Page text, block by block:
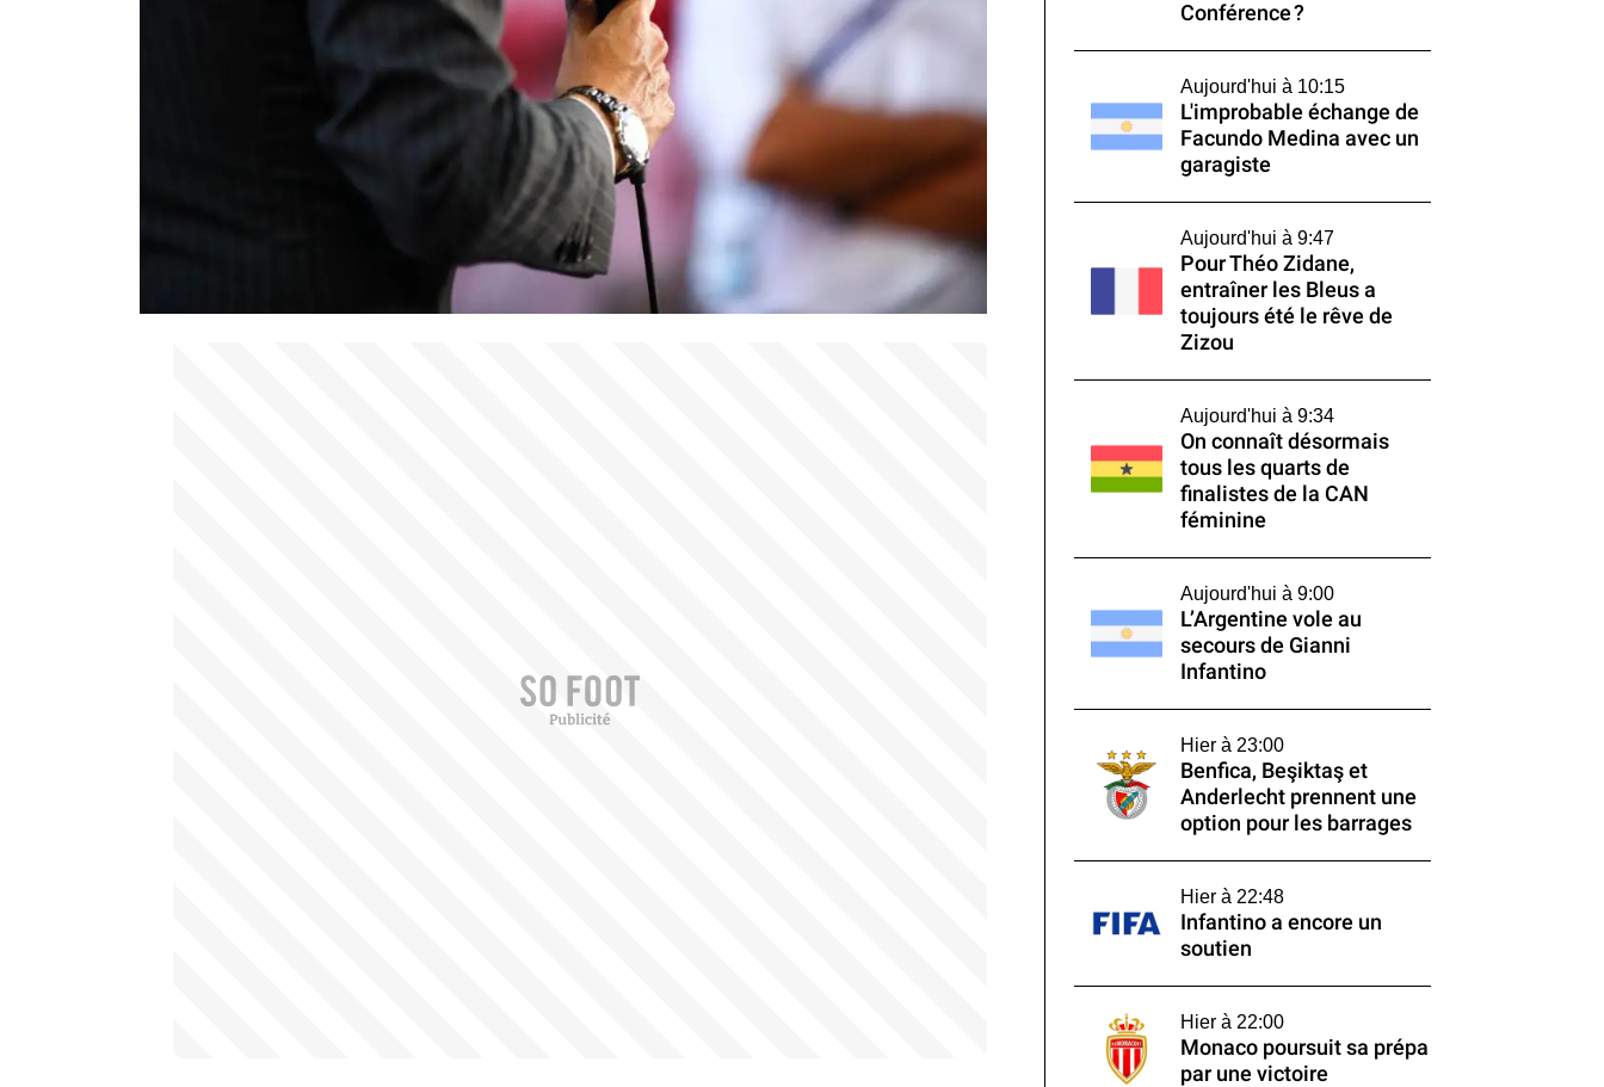
Conférence ?
Aujourd'hui à 10:15
L'improbable échange de
Facundo Medina avec un
garagiste
Aujourd'hui à 9:47
Pour Théo Zidane,
entraîner les Bleus a
toujours été le rêve de
Zizou
Aujourd'hui à 9:34
On connaît désormais
tous les quarts de
finalistes de la CAN
féminine
Aujourd'hui à 9:00
L’Argentine vole au
secours de Gianni
Infantino
Hier à 23:00
Benfica, Beşiktaş et
Anderlecht prennent une
option pour les barrages
Hier à 22:48
Infantino a encore un
soutien
Hier à 22:00
Monaco poursuit sa prépa
par une victoire